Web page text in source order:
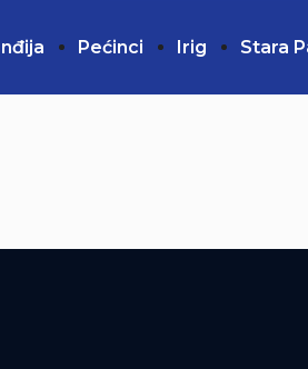
Pećinci Irig Stara